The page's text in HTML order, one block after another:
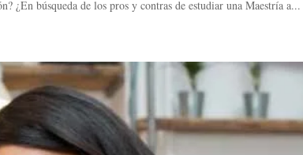
¿En búsqueda de los pros y contras de estudiar una Maestría a...